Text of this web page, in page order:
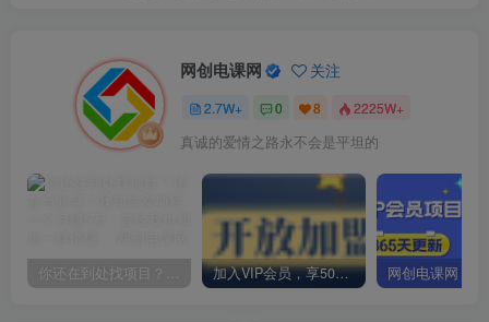
网创电课网 关注
2.7W+ 0 8 2225W+
真诚的爱情之路永不会是平坦的
加入VIP会员，享50%的推广提成，免费学习多种网上创业课程，菜鸟秒变大神！